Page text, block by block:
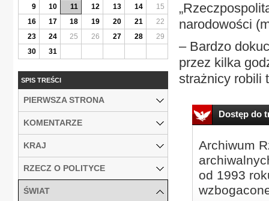
narodowości
– Bardzo
przez kilka
strażnicy robili
Dostęp do
Archiwum
od 1993
9
10 11 12 13 14
15
16
17 18 19 20 21
22
23
24 25 26 27 28
29
30
31
SPIS TREŚCI
PIERWSZA STRONA
KOMENTARZE
KRAJ
RZECZ O POLITYCE
ŚWIAT